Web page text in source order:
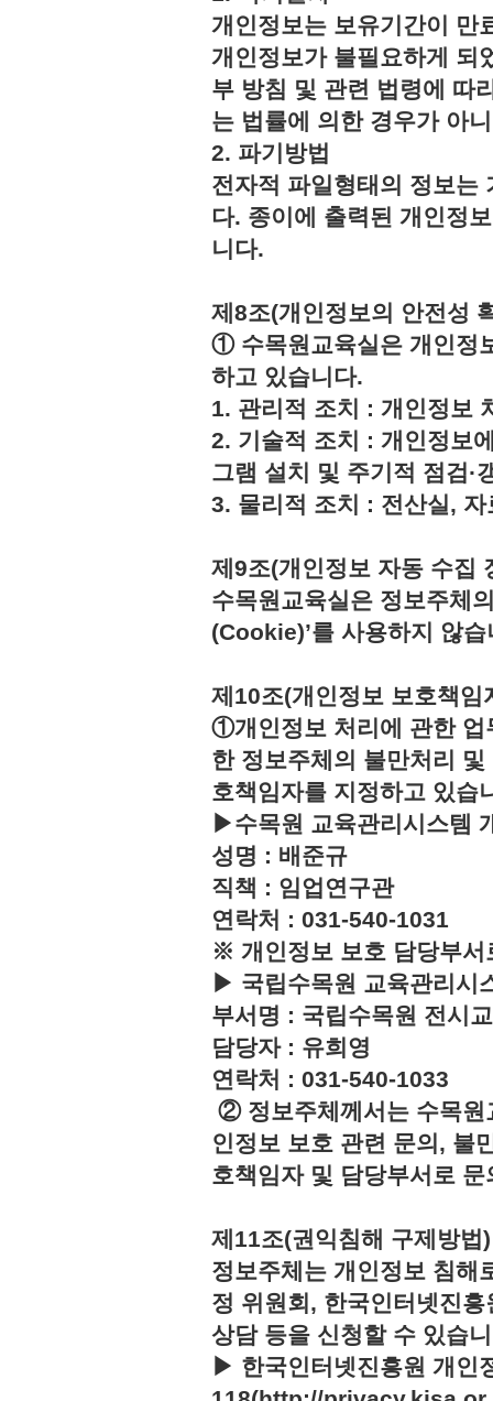
개인정보는 보유기간이 만
개인정보가 불필요하게 되
부 방침 및 관련 법령에 따
는 법률에 의한 경우가 아
2. 파기방법
전자적 파일형태의 정보는
다. 종이에 출력된 개인정
니다.
제8조(개인정보의 안전성
① 수목원교육실은 개인정
하고 있습니다.
1. 관리적 조치 : 개인정보
2. 기술적 조치 : 개인정보
그램 설치 및 주기적 점검·
3. 물리적 조치 : 전산실,
제9조(개인정보 자동 수집
수목원교육실은 정보주체
(Cookie)’를 사용하지 않습
제10조(개인정보 보호책임
①개인정보 처리에 관한 업
한 정보주체의 불만처리
호책임자를 지정하고 있습
▶수목원 교육관리시스템
성명 : 배준규
직책 : 임업연구관
연락처 : 031-540-1031
※ 개인정보 보호 담당부서
▶ 국립수목원 교육관리시
부서명 : 국립수목원 전시
담당자 : 유희영
연락처 : 031-540-1033
② 정보주체께서는 수목원
인정보 보호 관련 문의, 불
호책임자 및 담당부서로
제11조(권익침해 구제방법)
정보주체는 개인정보 침해
정 위원회, 한국인터넷진
상담 등을 신청할 수 있습
▶ 한국인터넷진흥원 개인